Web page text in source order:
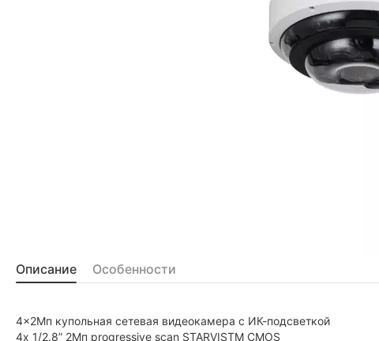
Описание Особенности
4x2Мп купольная сетевая видеокамера с ИК-подсветкой
4х 1/2.8” 2Мп progressive scan STARVISTM CMOS